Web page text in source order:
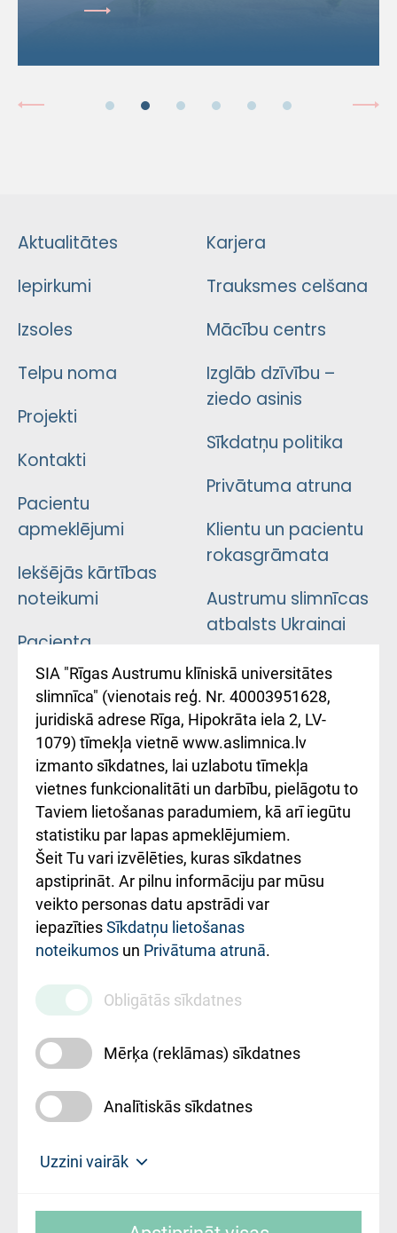
Aktualitātes
Iepirkumi
Izsoles
Telpu noma
Projekti
Kontakti
Pacientu
apmeklējumi
Iekšējās kārtības
noteikumi
Pacienta
atsauksmju/sūdzību
iesniegšanas
kārtība
Kā pie mums nokļūt
Rēķinu apmaksas
ceļvedis
Rekvizīti un
ārstniecības
iestādes kods
010000234
Maksas
pakalpojumu
cenrādis
Karjera
Trauksmes celšana
Mācību centrs
Izglāb dzīvību –
ziedo asinis
Sīkdatņu politika
Privātuma atruna
Klientu un pacientu
rokasgrāmata
Austrumu slimnīcas
atbalsts Ukrainai
Підтримка Східної
лікарні та співпраця з
Україною
SIA "Rīgas Austrumu klīniskā universitātes
slimnīca" (vienotais reģ. Nr. 40003951628,
juridiskā adrese Rīga, Hipokrāta iela 2, LV-
1079) tīmekļa vietnē www.aslimnica.lv
izmanto sīkdatnes, lai uzlabotu tīmekļa
vietnes funkcionalitāti un darbību, pielāgotu to
Taviem lietošanas paradumiem, kā arī iegūtu
statistiku par lapas apmeklējumiem.
Šeit Tu vari izvēlēties, kuras sīkdatnes
apstiprināt. Ar pilnu informāciju par mūsu
veikto personas datu apstrādi var
iepazītiesSīkdatņu lietošanas
noteikumos un Privātuma atrunā.
Obligātās sīkdatnes
Mērķa (reklāmas) sīkdatnes
Analītiskās sīkdatnes
Uzzini vairāk
slimnīca, turpmāk – Pārzinis, sīkdatņu